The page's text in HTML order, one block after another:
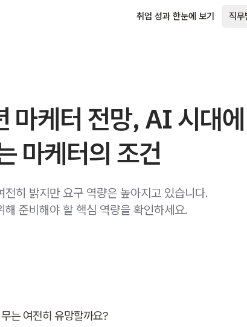
취업 성과 한눈에 보기 직무
마케터 전망, AI 시대에
마케터의 조건
전히 밝지만 요구 역량은 높아지고 있습니다.
해 준비해야 할 핵심 역량을 확인하세요.
는 여전히 유망할까요?